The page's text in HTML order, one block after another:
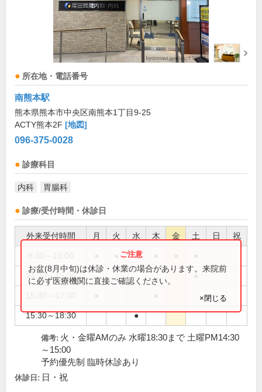
所在地・電話番号
南熊本駅
熊本県熊本市中央区南熊本1丁目9-25
ACTY熊本2F [地図]
096-375-0028
診療科目
内科 胃腸科
診療/受付時間・休診日
外来受付時間 月 火 水 木 金 土 日 祝
●
14:30～15:00 ●
15:30～18:30 ●
お盆(8月中旬)は休診・休業の場合があります。来院前
に必ず医療機関に直接ご確認ください。
×閉じる
備考: 火・金曜AMのみ 水曜18:30まで 土曜PM14:30
～15:00
予約優先制 臨時休診あり
休診日: 日・祝